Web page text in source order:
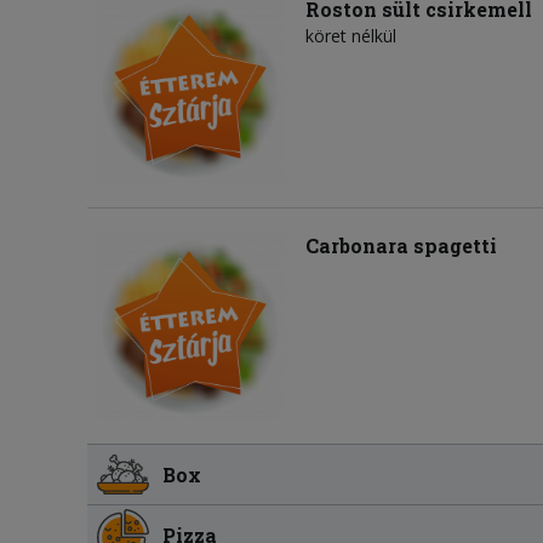
Roston sült csirkemell
köret nélkül
Carbonara spagetti
Box
Pizza